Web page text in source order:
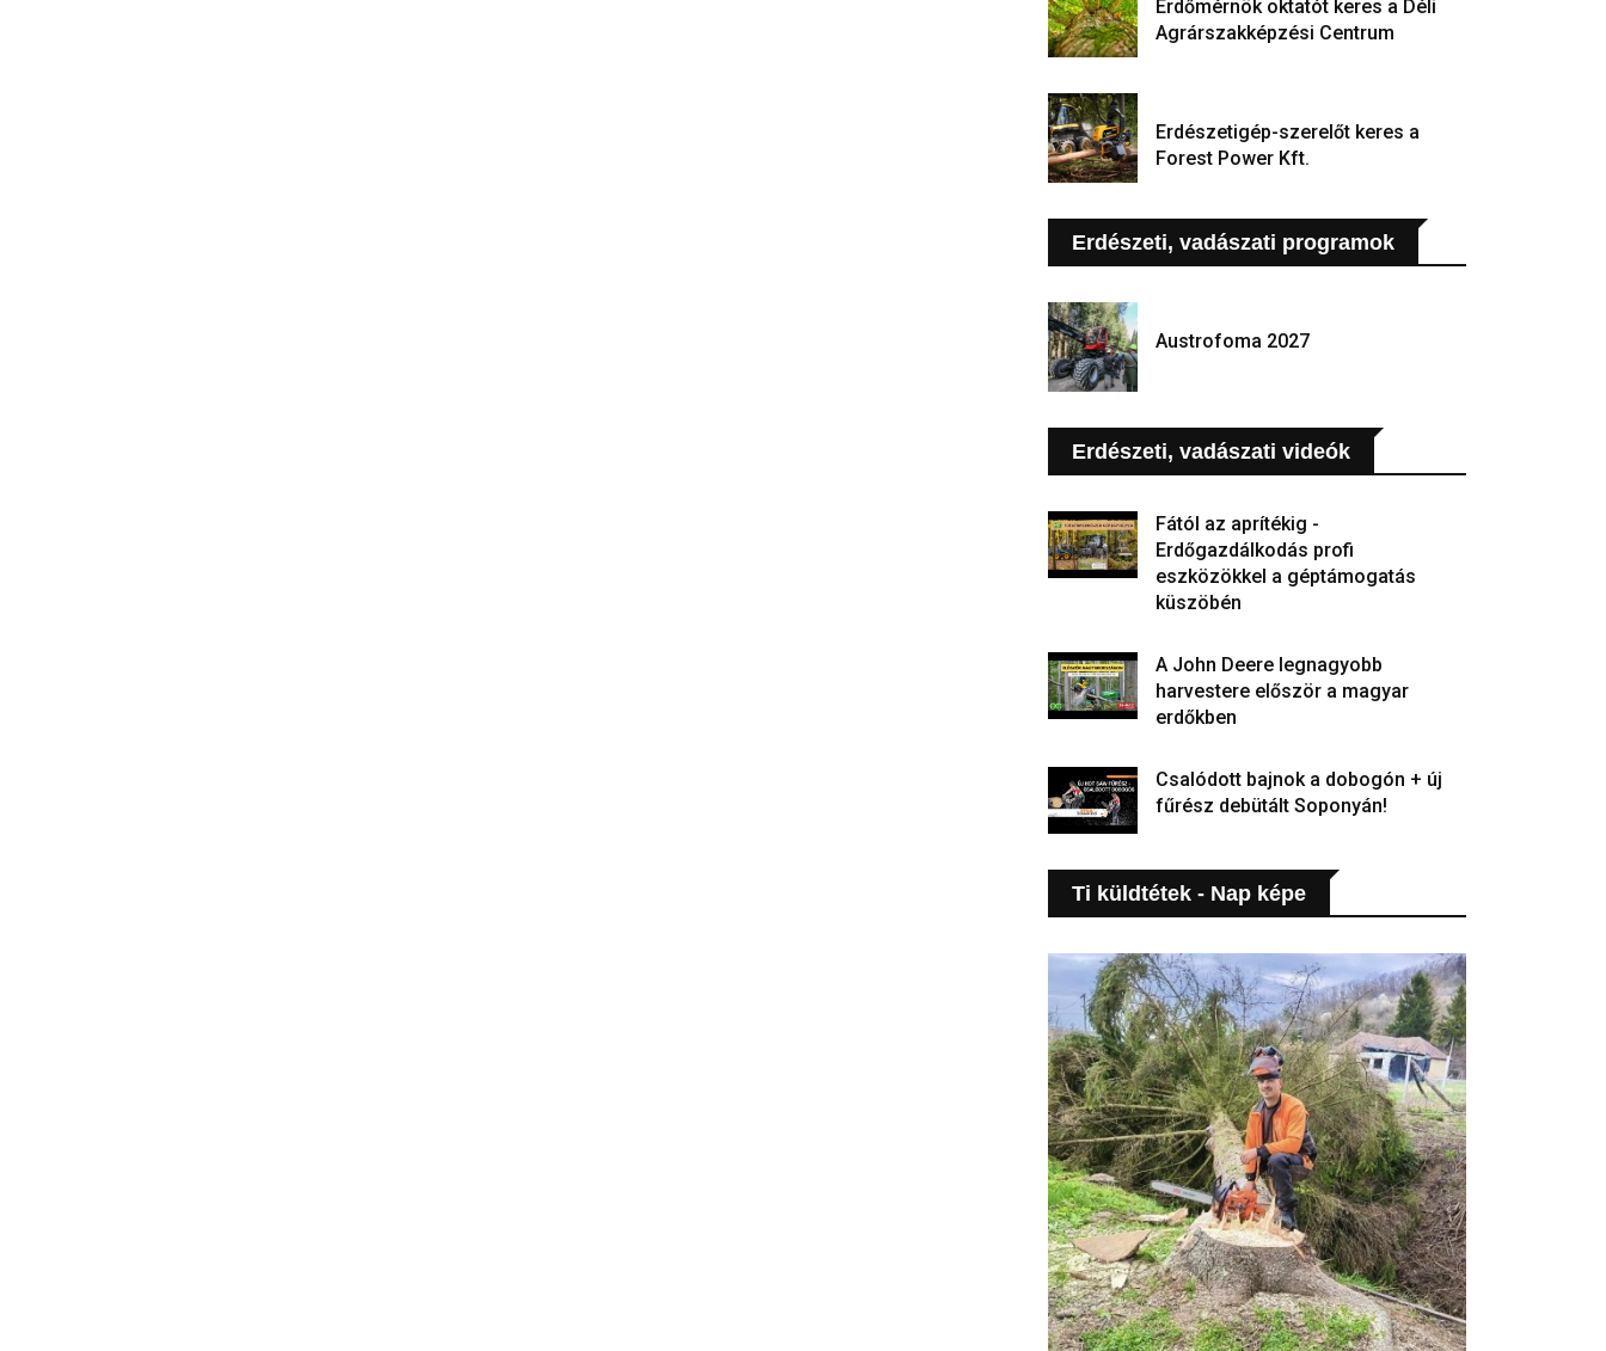
Erdőmérnök oktatót keres a Déli
Agrárszakképzési Centrum
Erdészetigép-szerelőt keres a
Forest Power Kft.
Erdészeti, vadászati programok
Austrofoma 2027
Erdészeti, vadászati videók
Fától az aprítékig -
Erdőgazdálkodás profi
eszközökkel a géptámogatás
küszöbén
A John Deere legnagyobb
harvestere először a magyar
erdőkben
Csalódott bajnok a dobogón + új
fűrész debütált Soponyán!
Ti küldtétek - Nap képe